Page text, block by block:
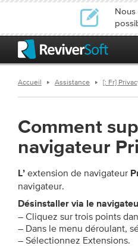
Accueil Assistance [: Fr]
Comment
navigateur
L’ extension de navigateur
navigateur.
Désinstaller via le
– Cliquez sur trois points
– Dans le menu déroulant,
– Sélectionnez Extensions.